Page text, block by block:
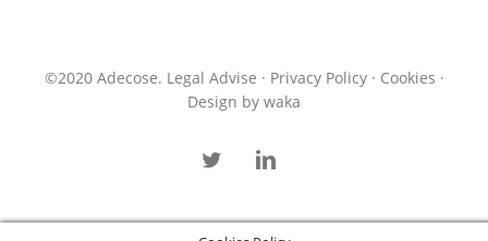
©2020 Adecose. Legal Advise · Privacy Policy· Cookies ·
Design by waka
twitter linkedin